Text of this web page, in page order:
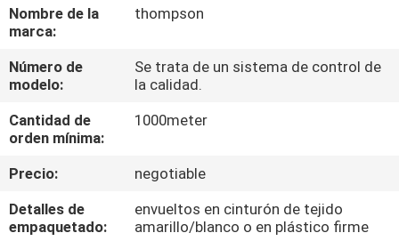
VIAJE
DE
LA
FÁBRICA
CONTROL
CALIDAD
ECER
Nombre de la
marca:
thompson
Número de
modelo:
Se trata de un sistema de control de
la calidad.
Cantidad de
orden mínima:
1000meter
Precio:
negotiable
Detalles de
empaquetado:
envueltos en cinturón de tejido
amarillo/blanco o en plástico firme